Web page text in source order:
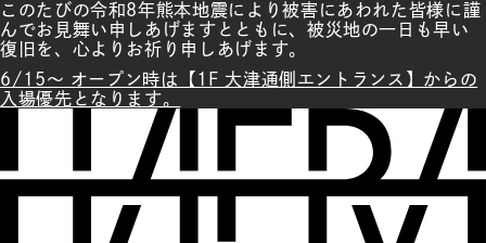
このたびの令和8年熊本地震により被害にあわれた皆様に謹
んでお見舞い申しあげますとともに、被災地の一日も早い
復旧を、心よりお祈り申しあげます。
6/15～ オープン時は【1F 大津通側エントランス】からの
入場優先となります。